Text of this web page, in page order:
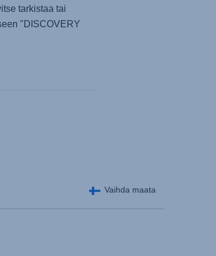
tarkistaa tai
"DISCOVERY
Vaihda maata